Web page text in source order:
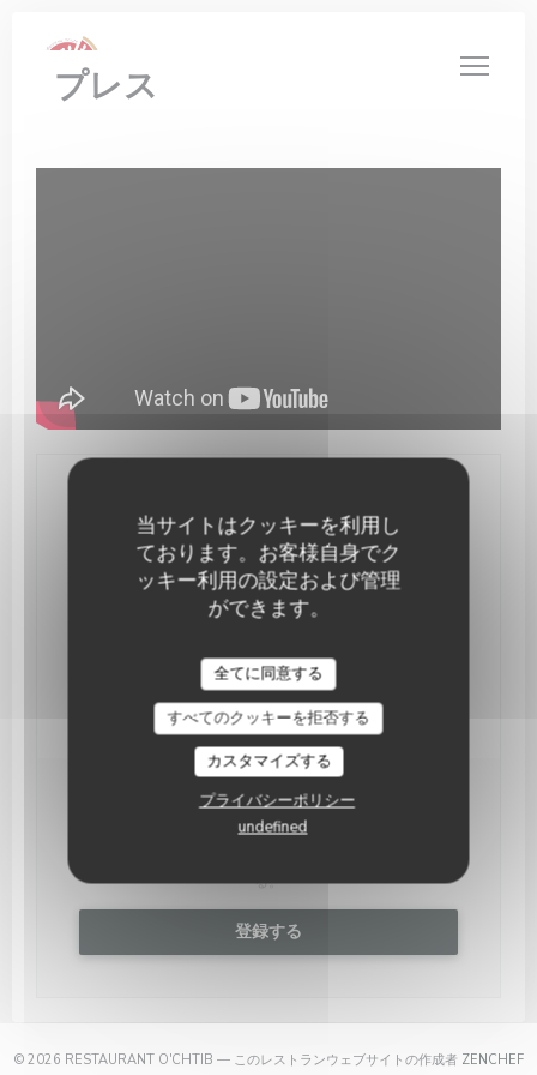
当サイトはクッキーを利用し
ております。お客様自身でク
ッキー利用の設定および管理
ができます。
全てに同意する
すべてのクッキーを拒否する
カスタマイズする
プライバシーポリシー
undefined
プレス
予約
貸し切り
ニュースレター*
る。
登録する
© 2026 RESTAURANT O'CHTIB — このレストランウェブサイトの作成者 ZENCHEF((